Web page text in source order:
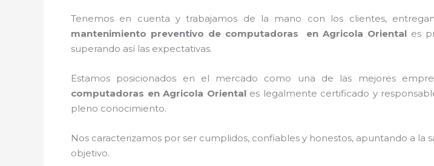
Tenemos en cuenta y trabajamos de la mano con los clientes,
mantenimiento preventivo de computadoras en Agricola Oriental es
superando así las expectativas.
Estamos posicionados en el mercado como una de las mejores
computadoras en Agricola Orientales legalmente certificado y
pleno conocimiento.
Nos caracterizamos por ser cumplidos, confiables y honestos, apuntando a
objetivo.